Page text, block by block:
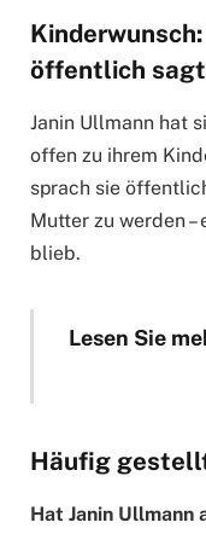
öffentlich
Janin Ullmann hat
offen zu ihrem
sprach sie
Mutter zu werden
blieb.
Lesen Sie
Häufig
Hat Janin Ullmann